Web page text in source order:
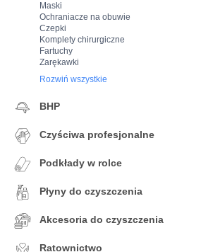
Maski
Ochraniacze na obuwie
Czepki
Komplety chirurgiczne
Fartuchy
Zarękawki
Rozwiń wszystkie
BHP
Czyściwa profesjonalne
Podkłady w rolce
Płyny do czyszczenia
Akcesoria do czyszczenia
Ratownictwo